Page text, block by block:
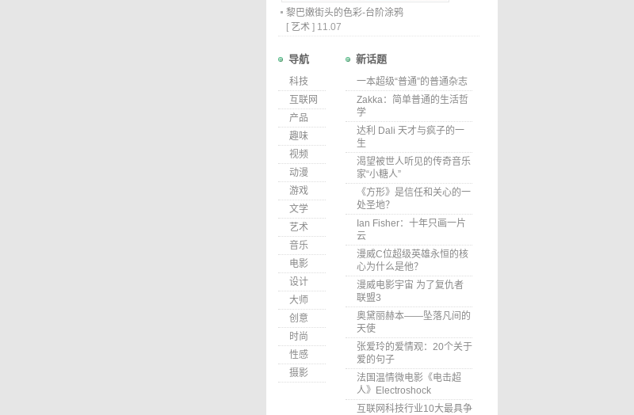
黎巴嫩街头的色彩-台阶涂鸦
[ 艺术 ] 11.07
导航
科技
互联网
产品
趣味
视频
动漫
游戏
文学
艺术
音乐
电影
设计
大师
创意
时尚
性感
摄影
新话题
一本超级“普通”的普通杂志
Zakka：简单普通的生活哲
学
达利 Dali 天才与疯子的一
生
渴望被世人听见的传奇音乐
家“小糖人”
《方形》是信任和关心的一
处圣地？
Ian Fisher：十年只画一片
云
漫威C位超级英雄永恒的核
心为什么是他？
漫威电影宇宙 为了复仇者
联盟3
奥黛丽赫本——坠落凡间的
天使
张爱玲的爱情观：20个关于
爱的句子
法国温情微电影《电击超
人》Electroshock
互联网科技行业10大最具争